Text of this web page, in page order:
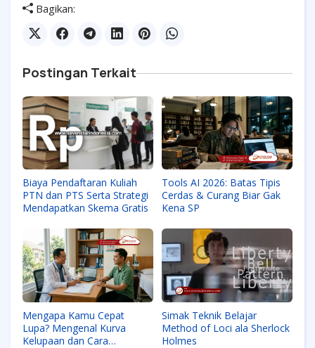
Bagikan:
Postingan Terkait
Biaya Pendaftaran Kuliah
PTN dan PTS Serta Strategi
Mendapatkan Skema Gratis
Tools AI 2026: Batas Tipis
Cerdas & Curang Biar Gak
Kena SP
Mengapa Kamu Cepat
Lupa? Mengenal Kurva
Kelupaan dan Cara
Simak Teknik Belajar
Method of Loci ala Sherlock
Holmes